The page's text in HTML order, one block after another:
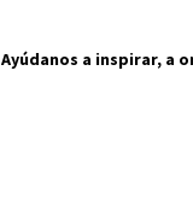
Ayúdanos a inspirar, a